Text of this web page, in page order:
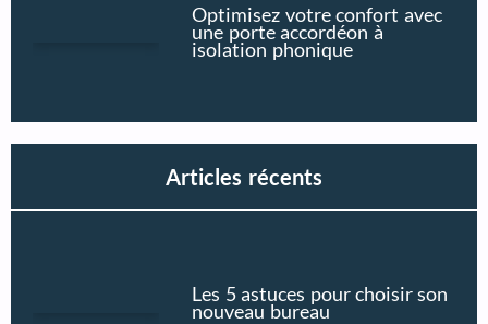
Optimisez votre confort avec
une porte accordéon à
isolation phonique
Articles récents
Les 5 astuces pour choisir son
nouveau bureau